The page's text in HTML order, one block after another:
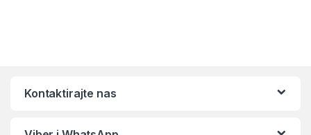
Kontaktirajte nas